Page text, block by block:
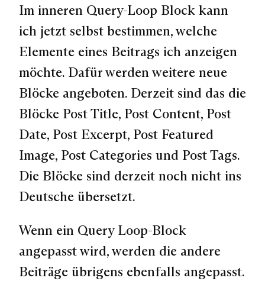
Im inneren Query-Loop Block kann
ich jetzt selbst bestimmen, welche
Elemente eines Beitrags ich anzeigen
möchte. Dafür werden weitere neue
Blöcke angeboten. Derzeit sind das die
Blöcke Post Title, Post Content, Post
Date, Post Excerpt, Post Featured
Image, Post Categories und Post Tags.
Die Blöcke sind derzeit noch nicht ins
Deutsche übersetzt.
Wenn ein Query Loop-Block
angepasst wird, werden die andere
Beiträge übrigens ebenfalls angepasst.